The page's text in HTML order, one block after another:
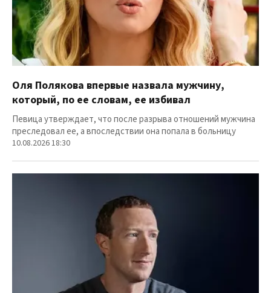
Оля Полякова впервые назвала мужчину,
который, по ее словам, ее избивал
Певица утверждает, что после разрыва отношений мужчина
преследовал ее, а впоследствии она попала в больницу
10.08.2026 18:30